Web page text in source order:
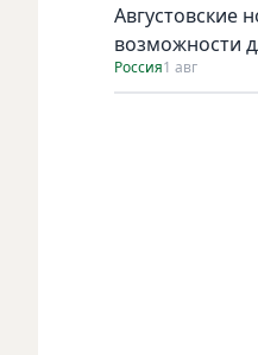
Августовские
возможности
Россия1 авг